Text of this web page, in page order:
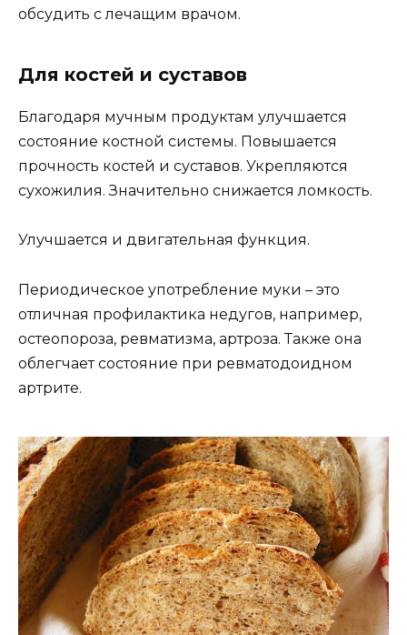
обсудить с лечащим врачом.
Для костей и суставов
Благодаря мучным продуктам улучшается
состояние костной системы. Повышается
прочность костей и суставов. Укрепляются
сухожилия. Значительно снижается ломкость.
Улучшается и двигательная функция.
Периодическое употребление муки – это
отличная профилактика недугов, например,
остеопороза, ревматизма, артроза. Также она
облегчает состояние при ревматодоидном
артрите.